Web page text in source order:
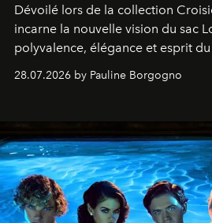
Dévoilé lors de la collection
incarne la nouvelle vision du sac
polyvalence, élégance et esprit
28.07.2026 by Pauline Borgogno